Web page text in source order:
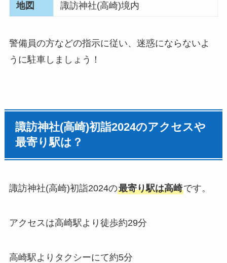
地図 諏訪神社(高崎)境内
警備員の方などの指示に従い、迷惑にならないよ
うに駐車しましょう！
諏訪神社(高崎)初詣2024のアクセスや
最寄り駅は？
諏訪神社(高崎)初詣2024の最寄り駅は高崎です。
アクセスは高崎駅より徒歩約29分
高崎駅よりタクシーにて約5分